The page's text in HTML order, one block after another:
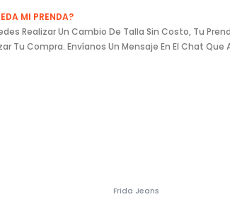
MI PRENDA?
Realizar Un Cambio De Talla Sin Costo, Tu
Tu Compra. Envíanos Un Mensaje En El Chat
Frida Jeans